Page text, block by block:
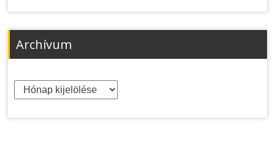
Archívum
Archívum